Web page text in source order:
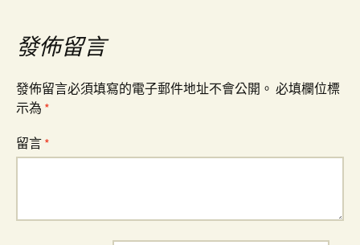
覽發佈留言
發佈留言必須填寫的電子郵件地址不會公開。 必填欄位標
示為 *
留言 *